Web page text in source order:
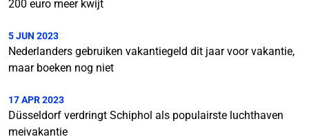
200 euro meer kwijt
5 JUN 2023
Nederlanders gebruiken vakantiegeld dit jaar voor vakantie,
maar boeken nog niet
17 APR 2023
Düsseldorf verdringt Schiphol als populairste luchthaven
meivakantie